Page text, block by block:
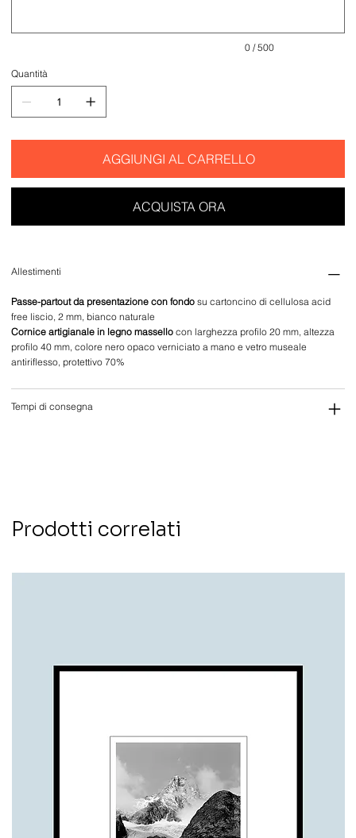
0 / 500
Quantità
AGGIUNGI AL CARRELLO
ACQUISTA ORA
Allestimenti
Passe-partout da presentazione con fondo su cartoncino di cellulosa acid
free liscio, 2 mm, bianco naturale
Cornice artigianale in legno massello con larghezza profilo 20 mm, altezza
profilo 40 mm, colore nero opaco verniciato a mano e vetro museale
antiriflesso, protettivo 70%
Tempi di consegna
Prodotti correlati